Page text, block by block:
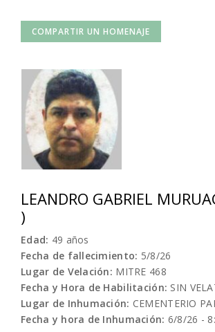
COMPARTIR UN HOMENAJE
LEANDRO GABRIEL
)
Edad: 49 años
Fecha de fallecimiento: 5/8/26
Lugar de Velación: MITRE 468
Fecha y Hora de Habilitación: SIN
Lugar de Inhumación: CEMENTERIO
Fecha y hora de Inhumación: 6/8/26 -